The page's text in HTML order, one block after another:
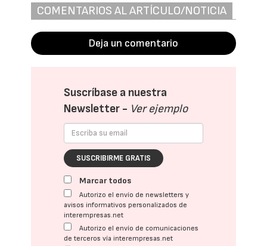
COMENTARIOS AL ARTÍCULO/NOTICIA
Deja un comentario
Suscríbase a nuestra
Newsletter - Ver ejemplo
SUSCRIBIRME GRATIS
Marcar todos
Autorizo el envío de newsletters y
avisos informativos personalizados de
interempresas.net
Autorizo el envío de comunicaciones
de terceros vía interempresas.net